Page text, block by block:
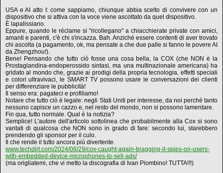
USA e AI atto I: come sappiamo, chiunque abbia scelto di convivere con un
dispositivo che si attiva con la voce viene ascoltato da quel dispositivo.
È lapalissiano.
Eppure, quando le réclame si "ricollegano" a chiacchierate private con amici,
amanti e parenti, c'è chi s'incazza. Bah. Anziché essere contenti di aver trovato
chi ascolta (a pagamento, ok, ma pensate a che due palle si fanno le povere AI
da Zhengzhou!).
Bene! Pensando che tutto ciò fosse una cosa bella, la COX (che NON è la
Prostaglandina-endoperossido sintasi, ma una multinazionale americana) ha
gridato al mondo che, grazie ai prodigi della propria tecnologia, effetti speciali
e colori ultravivaci, le SMART TV possono usare le conversazioni dei clienti
per differenziare le pubblicità!
Il senso era: pagateci e profiliamo!
Notare che tutto ciò è legale: negli Stati Uniti per interesse, da noi perché tanto
nessuno capisce un cazzo e, nel resto del mondo, non si possono lamentare.
Fin qua, tutto normale. Qual è la notizia?
Semplice! L'autore dell'articolo sottolinea che probabilmente alla Cox si sono
vantati di qualcosa che NON sono in grado di fare: secondo lui, starebbero
prendendo gli sponsor per il culo.
Il che rende il tutto ancora più divertente.
www.techdirt.com/2024/08/29/cox-caught-again-bragging-it-spies-on-users-
with-embedded-device-microphones-to-sell-ads/
(ma origliatemi, che vi metto la discografia di Ivan Piombino! TUTTA!!!)